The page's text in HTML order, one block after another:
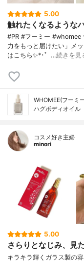
5.00
触れたくなるような
#PR #フーミー #whomee
力をもっと届けたい」メ
はこちら✨*･゜…続きを見
WHOMEE(フーミ
ハグボディオイル
コスメ好き主婦
minori
5.00
さらりとなじみ、見
キラキラ輝くガラス製の